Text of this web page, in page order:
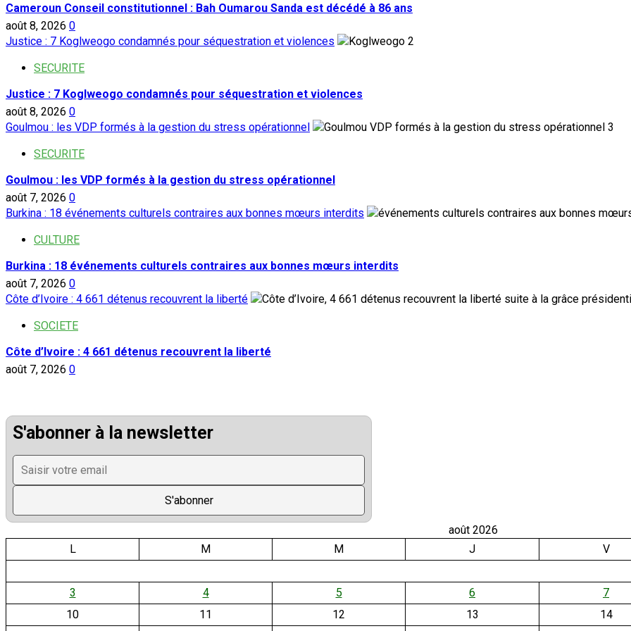
Cameroun Conseil constitutionnel : Bah Oumarou Sanda est décédé à 86 ans
août 8, 2026 0
Justice : 7 Koglweogo condamnés pour séquestration et violences
2
SECURITE
Justice : 7 Koglweogo condamnés pour séquestration et violences
août 8, 2026 0
Goulmou : les VDP formés à la gestion du stress opérationnel
3
SECURITE
Goulmou : les VDP formés à la gestion du stress opérationnel
août 7, 2026 0
Burkina : 18 événements culturels contraires aux bonnes mœurs interdits
CULTURE
Burkina : 18 événements culturels contraires aux bonnes mœurs interdits
août 7, 2026 0
Côte d’Ivoire : 4 661 détenus recouvrent la liberté
SOCIETE
Côte d’Ivoire : 4 661 détenus recouvrent la liberté
août 7, 2026 0
S'abonner à la newsletter
août 2026
L
M M J V
3 4 5 6
7
10
11 12 13
14